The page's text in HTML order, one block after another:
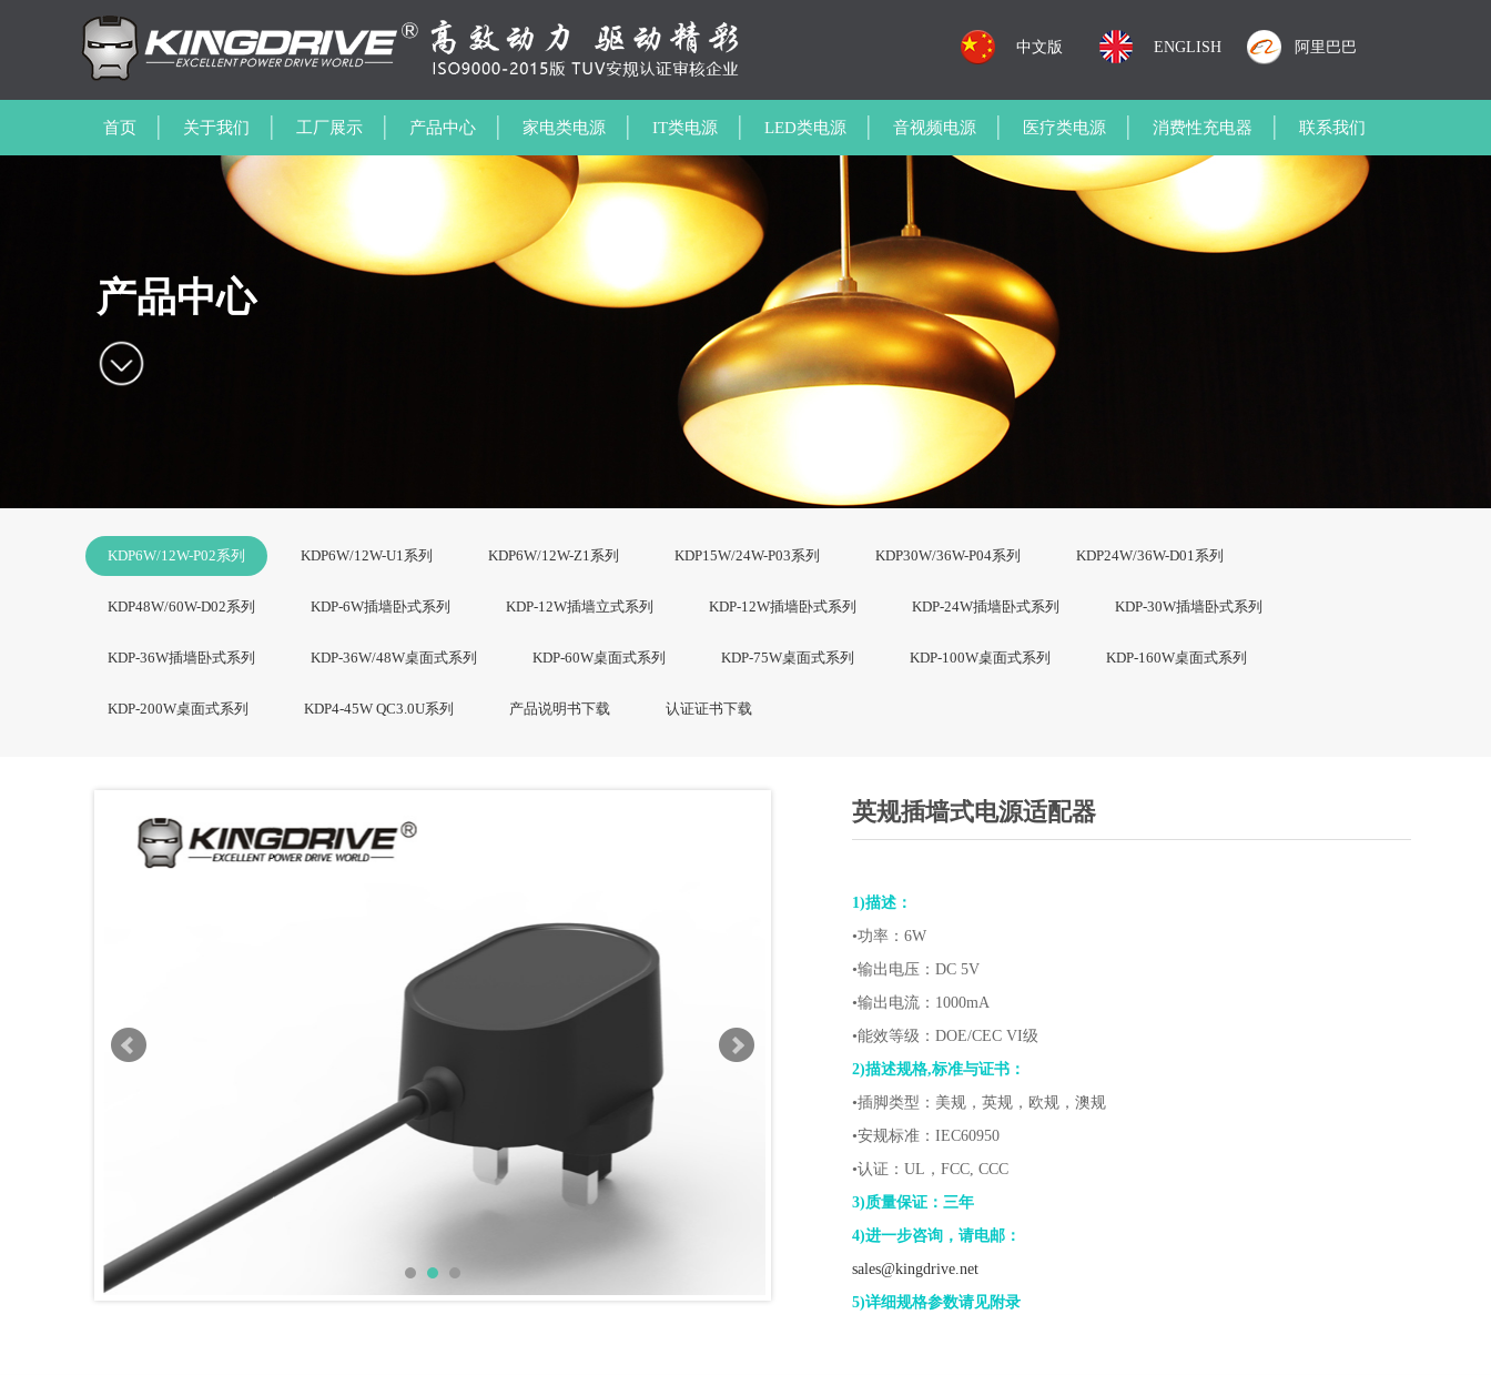
中文版 ENGLISH 阿里巴巴
首页 关于我们 工厂展示 产品中心 家电类电源 IT类电源 LED类电源 音视频电源 医疗类电源 消费性充电器 联系我们
产品中心
KDP6W/12W-P02系列 KDP6W/12W-U1系列 KDP6W/12W-Z1系列 KDP15W/24W-P03系列 KDP30W/36W-P04系列 KDP24W/36W-D01系列
KDP48W/60W-D02系列 KDP-6W插墙卧式系列 KDP-12W插墙立式系列 KDP-12W插墙卧式系列 KDP-24W插墙卧式系列 KDP-30W插墙卧式系列
KDP-36W插墙卧式系列 KDP-36W/48W桌面式系列 KDP-60W桌面式系列 KDP-75W桌面式系列 KDP-100W桌面式系列 KDP-160W桌面式系列
KDP-200W桌面式系列 KDP4-45W QC3.0U系列 产品说明书下载 认证证书下载
英规插墙式电源适配器
1)描述：
•功率：6W
•输出电压：DC 5V
•输出电流：1000mA
•能效等级：DOE/CEC VI级
2)描述规格,标准与证书：
•插脚类型：美规，英规，欧规，澳规
•安规标准：IEC60950
•认证：UL，FCC, CCC
3)质量保证：三年
4)进一步咨询，请电邮：
sales@kingdrive.net
5)详细规格参数请见附录